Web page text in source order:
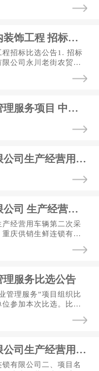
永川老街农贸市场室内装饰工程 招标比选文件
招标比选公告1. 招标
公司永川老街农贸市
京渝国际文创园物业管理服务项目 中标（选）结果公告
重庆供销生鲜连锁有限公司生产经营用车辆第二次采购项目 中标（选）结果公告表
重庆供销生鲜连锁有限公司 生产经营用车辆第二次采购项目比选文件
经营用车辆第二次采
庆供销生鲜连锁有限
服务比选公告
管理服务”项目组织比
参加本次比选。比选
重庆供销生鲜连锁有限公司生产经营用车辆采购项目比选文件
有限公司二、项目名